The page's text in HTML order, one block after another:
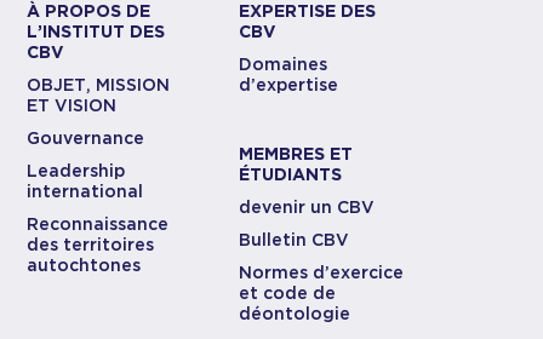
À PROPOS DE
L’INSTITUT DES
CBV
OBJET, MISSION
ET VISION
Gouvernance
Leadership
international
Reconnaissance
des territoires
autochtones
EXPERTISE DES
CBV
Domaines
d’expertise
MEMBRES ET
ÉTUDIANTS
devenir un CBV
Bulletin CBV
Normes d’exercice
et code de
déontologie